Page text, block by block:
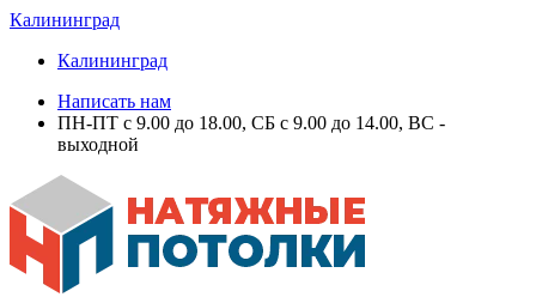
Калининград
Калининград
Написать нам
ПН-ПТ с 9.00 до 18.00, СБ с 9.00 до 14.00, ВС -
выходной